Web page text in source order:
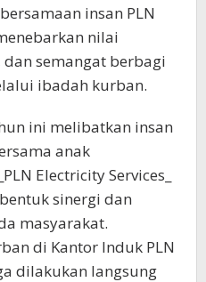
insan PLN
nilai
semangat berbagi
ibadah kurban.
ini melibatkan insan
anak
Electricity Services_
sinergi dan
masyarakat.
di Kantor Induk PLN
dilakukan langsung